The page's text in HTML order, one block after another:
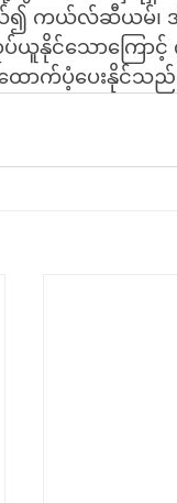
ကယ်လ်ဆီယမ်၊ အိုင်း
င်သောကြောင့် က
ာက်ပံ့ပေးနိုင်သည်